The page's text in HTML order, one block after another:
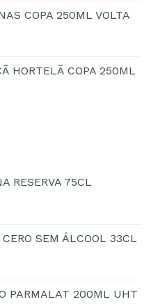
COPA 250ML VOLTA
HORTELÃ COPA 250ML
RESERVA 75CL
SEM ÁLCOOL 33CL
PARMALAT 200ML UHT